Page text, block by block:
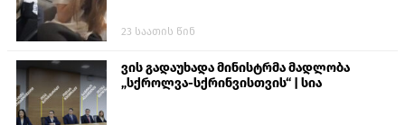
23 საათის წინ
ვის გადაუხადა მინისტრმა მადლობა
„სქროლვა-სქრინვისთვის“ | სია